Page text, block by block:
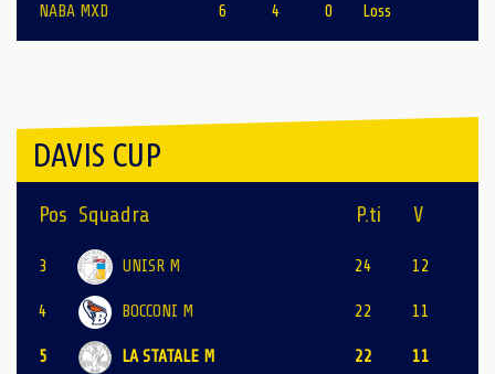
NABA MXD
6 4 0 Loss
DAVIS CUP
Pos Squadra P.ti V
3 UNISR M 24 12
4 BOCCONI M 22 11
5 LA STATALE M 22 11